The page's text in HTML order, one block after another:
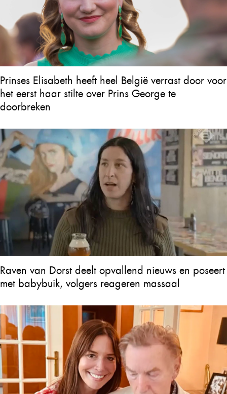
Prinses Elisabeth heeft heel België verrast door voor
het eerst haar stilte over Prins George te
doorbreken
Raven van Dorst deelt opvallend nieuws en poseert
met babybuik, volgers reageren massaal